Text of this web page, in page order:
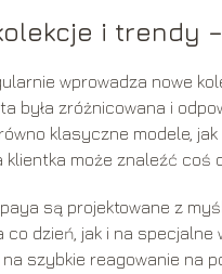
i trendy
wprowadza nowe
była zróżnicowana i
klasyczne modele,
klientka może znaleźć coś
są projektowane z
co dzień, jak i na
na szybkie reagowanie na